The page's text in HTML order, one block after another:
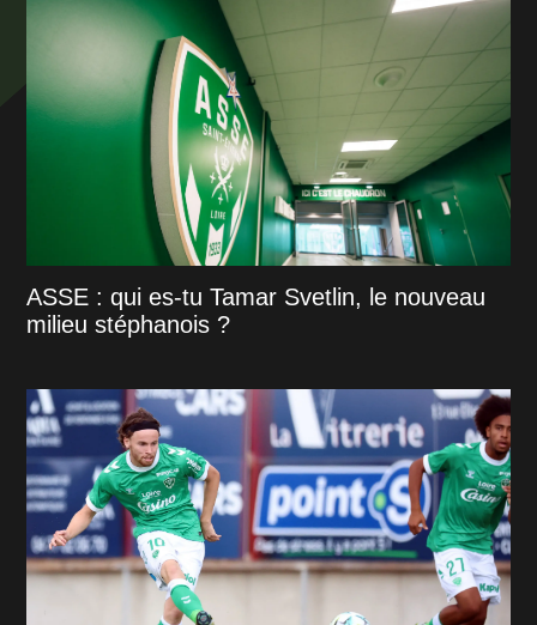
ASSE : qui es-tu Tamar Svetlin, le nouveau
milieu stéphanois ?